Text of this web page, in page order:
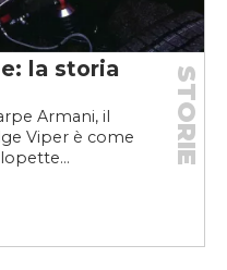
la storia
Armani, il
Viper è come
STORIE